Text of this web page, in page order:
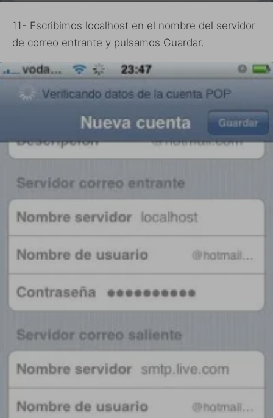
11- Escribimos localhost en el nombre del servidor
de correo entrante y pulsamos Guardar.